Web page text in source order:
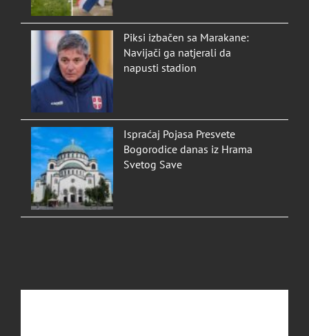
Piksi izbačen sa Marakane:
Navijači ga natjerali da
napusti stadion
Ispraćaj Pojasa Presvete
Bogorodice danas iz Hrama
Svetog Save